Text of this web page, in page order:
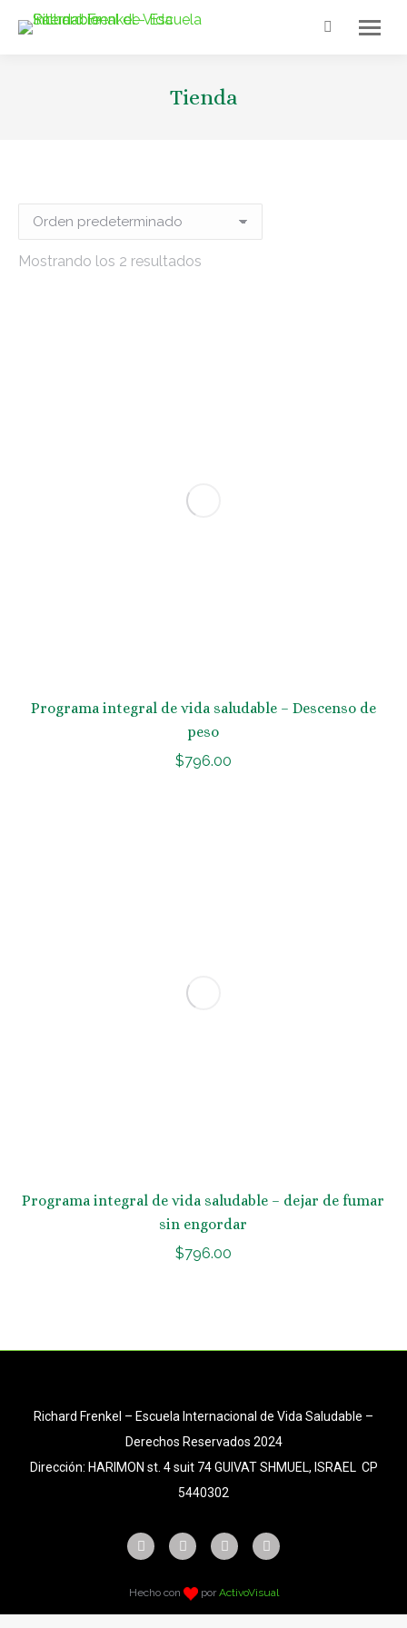
Tienda
Mostrando los 2 resultados
Programa integral de vida saludable – Descenso de
peso
$796.00
Programa integral de vida saludable – dejar de fumar
sin engordar
$796.00
Richard Frenkel – Escuela Internacional de Vida Saludable –
Derechos Reservados 2024
Dirección: HARIMON st. 4 suit 74 GUIVAT SHMUEL, ISRAEL CP
5440302
Hecho con porActivoVisual